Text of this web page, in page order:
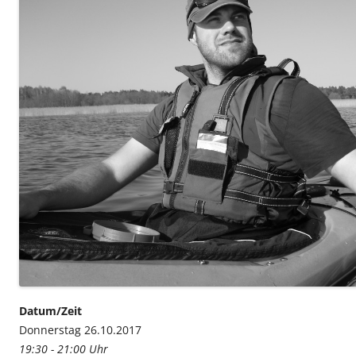
Datum/Zeit
Donnerstag 26.10.2017
19:30 - 21:00 Uhr